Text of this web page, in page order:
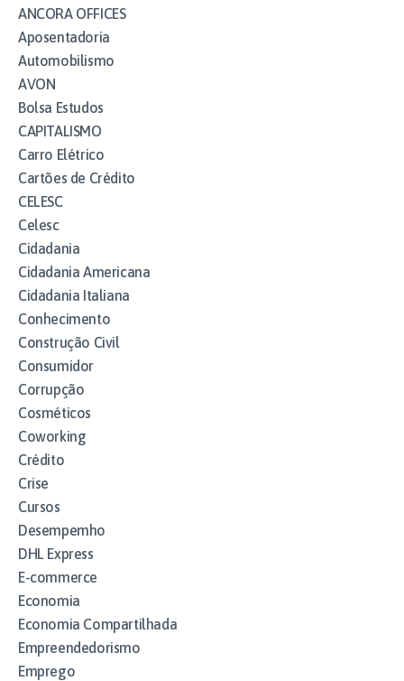
ANCORA OFFICES
Aposentadoria
Automobilismo
AVON
Bolsa Estudos
CAPITALISMO
Carro Elétrico
Cartões de Crédito
CELESC
Celesc
Cidadania
Cidadania Americana
Cidadania Italiana
Conhecimento
Construção Civil
Consumidor
Corrupção
Cosméticos
Coworking
Crédito
Crise
Cursos
Desempemho
DHL Express
E-commerce
Economia
Economia Compartilhada
Empreendedorismo
Emprego